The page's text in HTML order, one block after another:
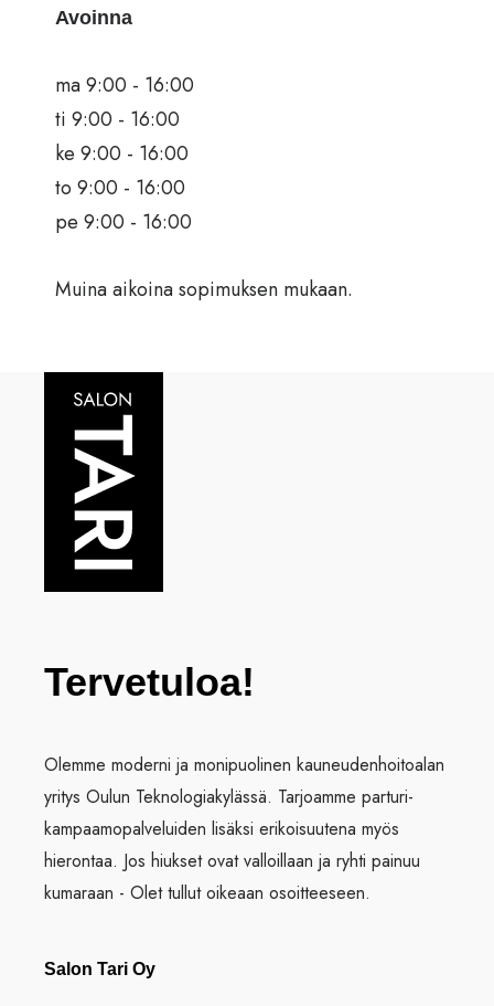
Avoinna
ma 9:00 - 16:00
ti 9:00 - 16:00
ke 9:00 - 16:00
to 9:00 - 16:00
pe 9:00 - 16:00
Muina aikoina sopimuksen mukaan.
Tervetuloa!
Olemme moderni ja monipuolinen kauneudenhoitoalan
yritys Oulun Teknologiakylässä. Tarjoamme parturi-
kampaamopalveluiden lisäksi erikoisuutena myös
hierontaa. Jos hiukset ovat valloillaan ja ryhti painuu
kumaraan - Olet tullut oikeaan osoitteeseen.
Salon Tari Oy